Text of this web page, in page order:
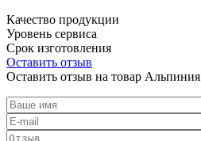
Качество продукции
Уровень сервиса
Срок изготовления
Оставить отзыв
Оставить отзыв на товар Альпиния